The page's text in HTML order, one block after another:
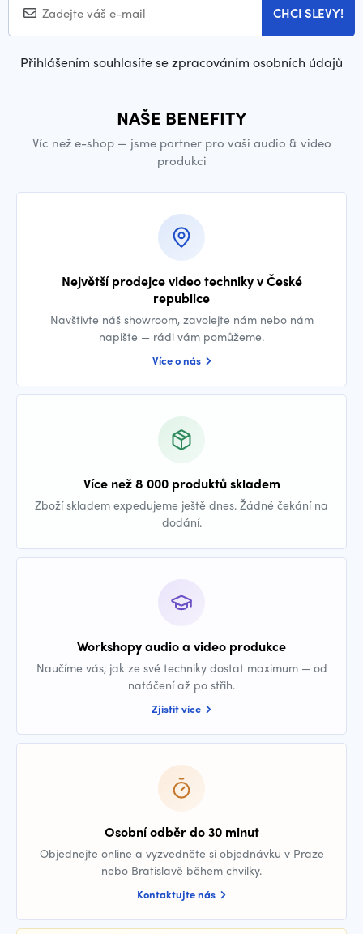
CHCI SLEVY!
Přihlášením souhlasíte se zpracováním osobních údajů
NAŠE BENEFITY
Víc než e-shop — jsme partner pro vaši audio & video
produkci
Největší prodejce video techniky v České
republice
Navštivte náš showroom, zavolejte nám nebo nám
napište — rádi vám pomůžeme.
Více o nás
Více než 8 000 produktů skladem
Zboží skladem expedujeme ještě dnes. Žádné čekání na
dodání.
Workshopy audio a video produkce
Naučíme vás, jak ze své techniky dostat maximum — od
natáčení až po střih.
Zjistit více
Osobní odběr do 30 minut
Objednejte online a vyzvedněte si objednávku v Praze
nebo Bratislavě během chvilky.
Kontaktujte nás